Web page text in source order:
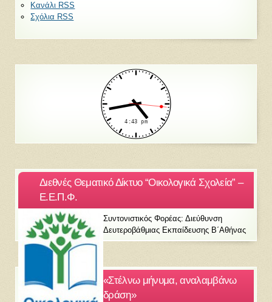
Κανάλι RSS
Σχόλια RSS
Διεθνές Θεματικό Δίκτυο “Οικολογικά Σχολεία” –
Ε.Ε.Π.Φ.
Συντονιστικός Φορέας: Διεύθυνση
Δευτεροβάθμιας Εκπαίδευσης Β΄Αθήνας
«Στέλνω μήνυμα, αναλαμβάνω
δράση»